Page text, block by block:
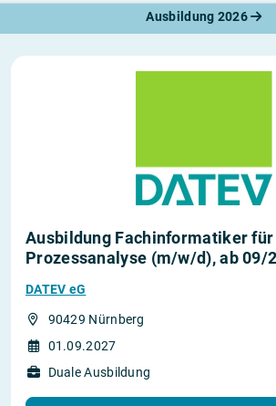
Ausbildung 2026
Ausbildung Fachinformatiker für
Prozessanalyse (m/w/d), ab 09/
DATEV eG
90429 Nürnberg
01.09.2027
Duale Ausbildung